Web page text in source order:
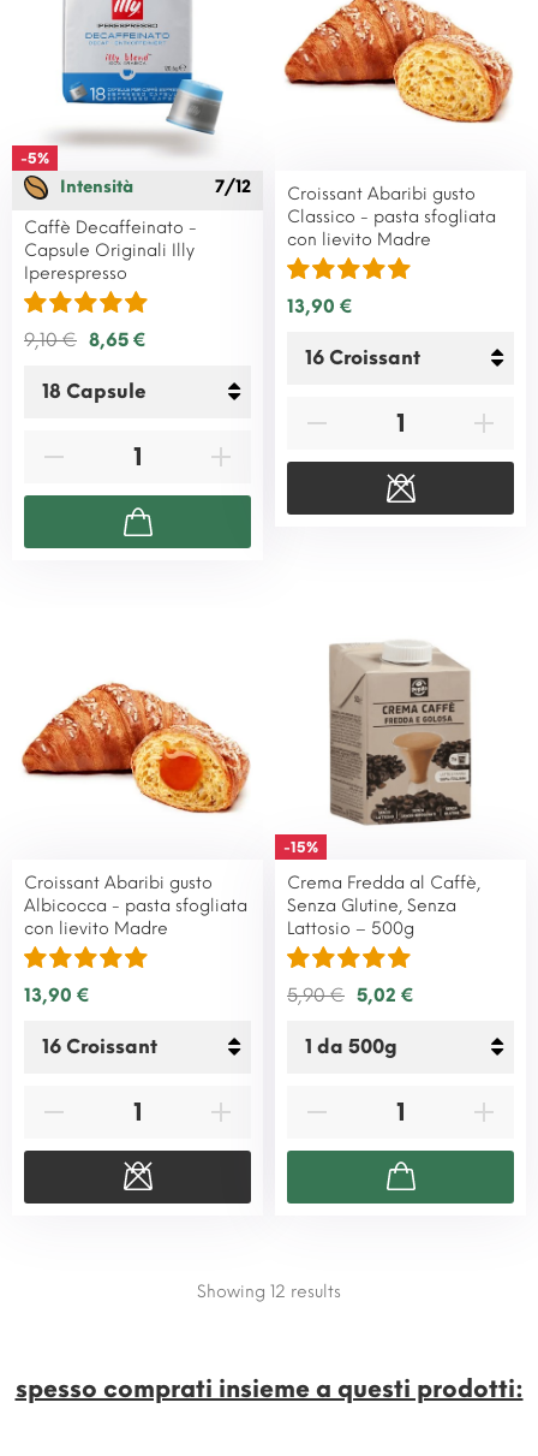
-5%
Intensità
7/12
Caffè Decaffeinato -
Capsule Originali Illy
Iperespresso
9,10 € 8,65 €
Croissant Abaribi gusto
Classico - pasta sfogliata
con lievito Madre
13,90 €
Croissant Abaribi gusto
Albicocca - pasta sfogliata
con lievito Madre
13,90 €
-15%
Crema Fredda al Caffè,
Senza Glutine, Senza
Lattosio – 500g
5,90 € 5,02 €
Showing 12 results
spesso comprati insieme a questi prodotti:​